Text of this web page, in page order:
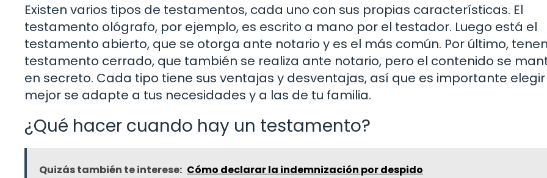
Existen varios tipos de testamentos, cada uno con sus propias características. El
testamento ológrafo, por ejemplo, es escrito a mano por el testador. Luego está el
testamento abierto, que se otorga ante notario y es el más común. Por último,
testamento cerrado, que también se realiza ante notario, pero el contenido se
en secreto. Cada tipo tiene sus ventajas y desventajas, así que es importante
mejor se adapte a tus necesidades y a las de tu familia.
¿Qué hacer cuando hay un testamento?
Quizás también te interese: Cómo declarar la indemnización por despido